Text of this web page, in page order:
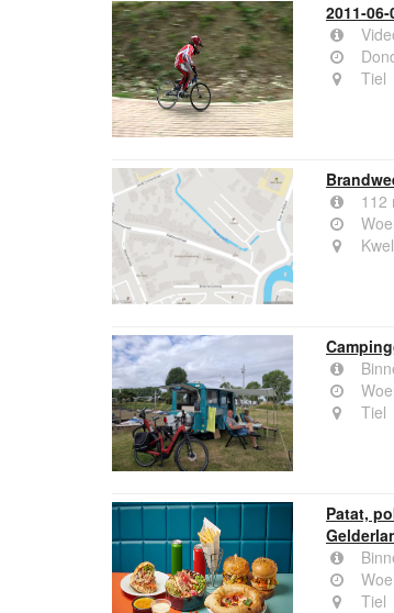
2011-
Tiel
112
Tiel
Patat,
Tiel